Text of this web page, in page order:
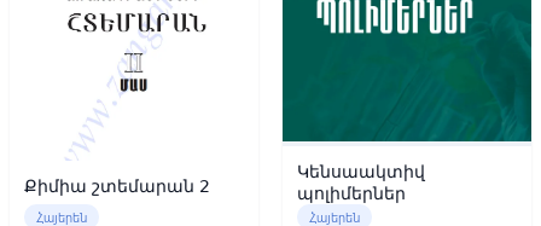
Քիմիա շտեմարան 2
Հայերեն
Կենսաակտիվ
պոլիմերներ
Հայերեն